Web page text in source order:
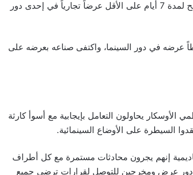
وكان قانون الجوائز ينص على عرض الفيلم المرشح لمدة 7 أيام على الأقل عرضاً تجارياً في إحدى دور
عرضه في دور السينما، واكتفى صناعه بعرضه على
الأوسكار يحاولون التعامل بإيجابية مع أسوأ كارثة
السيطرة على الأوضاع السينمائية.
إنهم يجرون محادثات مستمرة مع كل أطراف
دور عرض ومخرجين للتوصل لقرارات ترضي جميع